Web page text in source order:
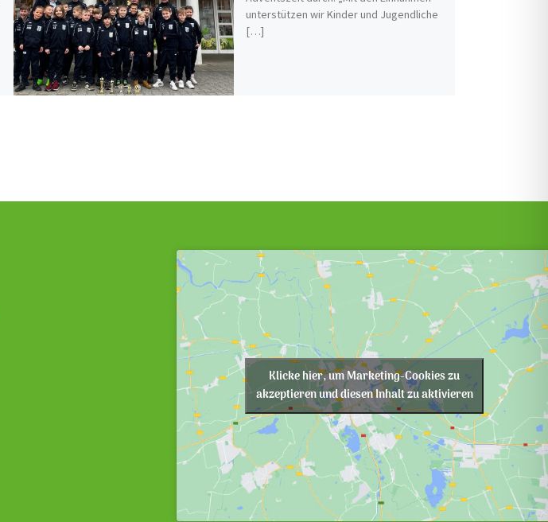
unterstützen wir Kinder und Jugendliche
[…]
Klicke hier, um Marketing-Cookies zu
akzeptieren und diesen Inhalt zu aktivieren